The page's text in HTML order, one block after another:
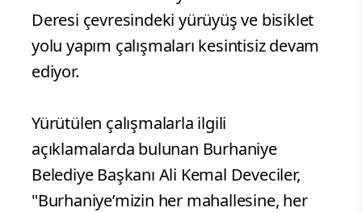
Deresi çevresindeki yürüyüş ve bisiklet
yolu yapım çalışmaları kesintisiz devam
ediyor.
Yürütülen çalışmalarla ilgili
açıklamalarda bulunan Burhaniye
Belediye Başkanı Ali Kemal Deveciler,
"Burhaniye’mizin her mahallesine, her